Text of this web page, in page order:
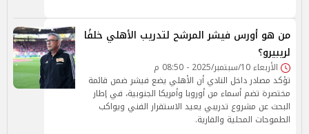
من هو أورس فيشر المرشح لتدريب الأهلي خلفًا
لريبيرو؟
الأربعاء 10/سبتمبر/2025 - 08:50 م
تؤكد مصادر داخل النادي أن الأهلي يضع فيشر ضمن قائمة
مختصرة تضم أسماء من أوروبا وأمريكا الجنوبية، في إطار
البحث عن مشروع تدريبي يعيد الاستقرار الفني ويواكب
الطموحات المحلية والقارية.